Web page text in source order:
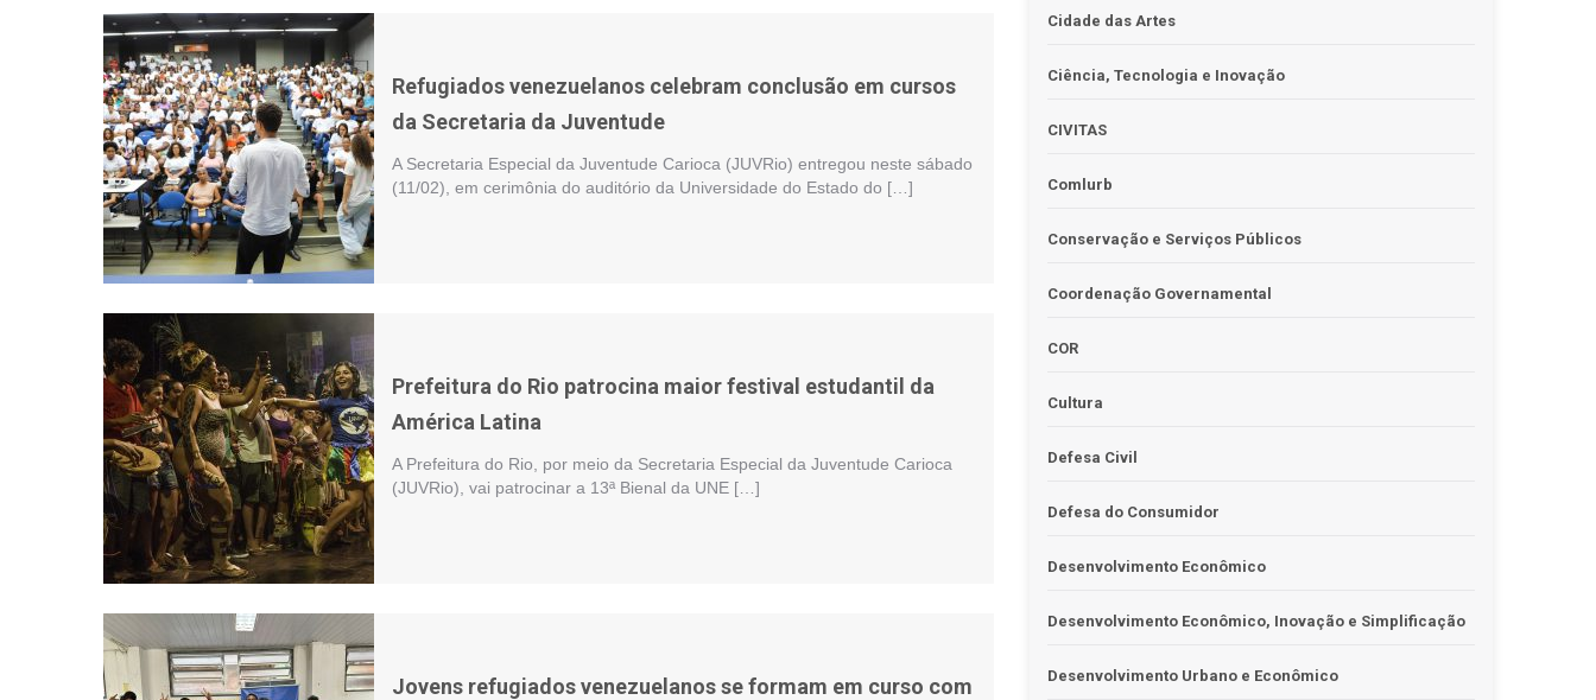
Refugiados venezuelanos celebram conclusão em cursos
da Secretaria da Juventude
A Secretaria Especial da Juventude Carioca (JUVRio) entregou neste sábado
(11/02), em cerimônia do auditório da Universidade do Estado do […]
Prefeitura do Rio patrocina maior festival estudantil da
América Latina
A Prefeitura do Rio, por meio da Secretaria Especial da Juventude Carioca
(JUVRio), vai patrocinar a 13ª Bienal da UNE […]
Jovens refugiados venezuelanos se formam em curso com
Cidade das Artes
Ciência, Tecnologia e Inovação
CIVITAS
Comlurb
Conservação e Serviços Públicos
Coordenação Governamental
COR
Cultura
Defesa Civil
Defesa do Consumidor
Desenvolvimento Econômico
Desenvolvimento Econômico, Inovação e Simplificação
Desenvolvimento Urbano e Econômico